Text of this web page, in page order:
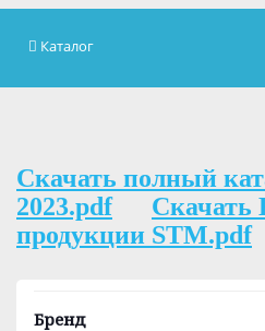
Каталог
Скачать полный
2023.pdf
Скачать
продукции STM.pdf
Бренд